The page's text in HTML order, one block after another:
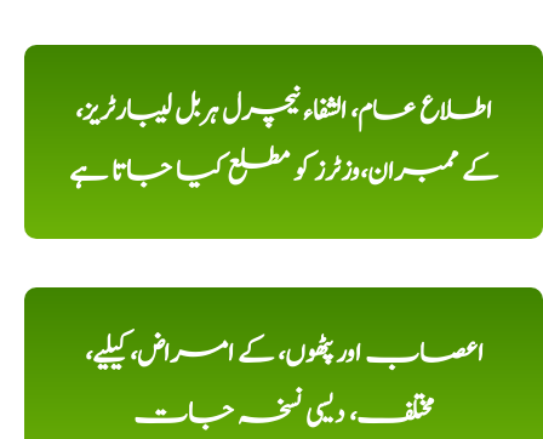
اطلاع عام، الشفاء نیچرل ہربل لیبارٹریز،
کے ممبران،وزٹرز کو مطلع کیا جاتا ہے
اعصاب اور پٹھوں، کے امراض، کیلیے،
مختلف، دیسی نسخہ جات